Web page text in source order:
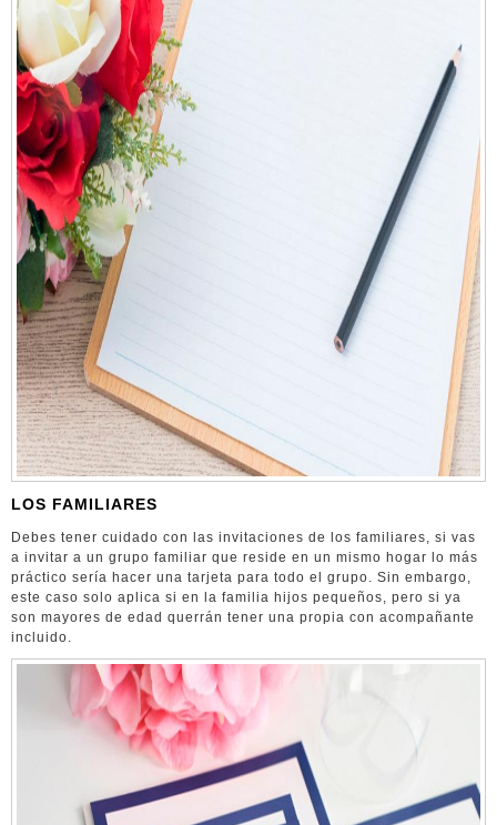
LOS FAMILIARES
Debes tener cuidado con las invitaciones de los familiares, si vas
a invitar a un grupo familiar que reside en un mismo hogar lo más
práctico sería hacer una tarjeta para todo el grupo. Sin embargo,
este caso solo aplica si en la familia hijos pequeños, pero si ya
son mayores de edad querrán tener una propia con acompañante
incluido.